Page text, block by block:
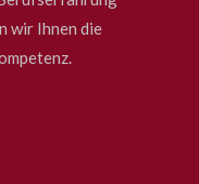
wir Ihnen die